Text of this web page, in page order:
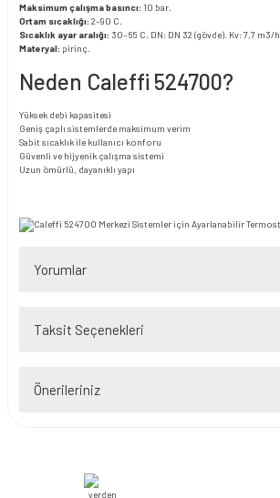
Maksimum çalışma basıncı: 10 bar.
Ortam sıcaklığı: 2–90 C.
Sıcaklık ayar aralığı: 30–65 C. DN: DN 32 (gövde). Kv: 7,7 m3/h.
Materyal: pirinç.
Neden Caleffi 524700?
Yüksek debi kapasitesi
Geniş çaplı sistemlerde maksimum verim
Sabit sıcaklık ile kullanıcı konforu
Güvenli ve hijyenik çalışma sistemi
Uzun ömürlü, dayanıklı yapı
Yorumlar
Taksit Seçenekleri
Önerileriniz
iletebilirsiniz.
Görüş ve önerileriniz için teşekkür ederiz.